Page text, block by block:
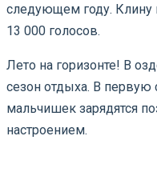
следующем году. Клину
13 000 голосов.
Лето на горизонте! В
сезон отдыха. В первую
мальчишек зарядятся
настроением.